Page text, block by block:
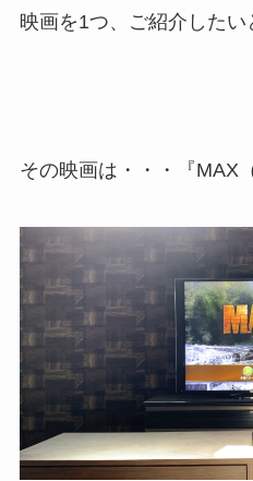
映画を1つ、ご紹介したい
その映画は・・・『MAX